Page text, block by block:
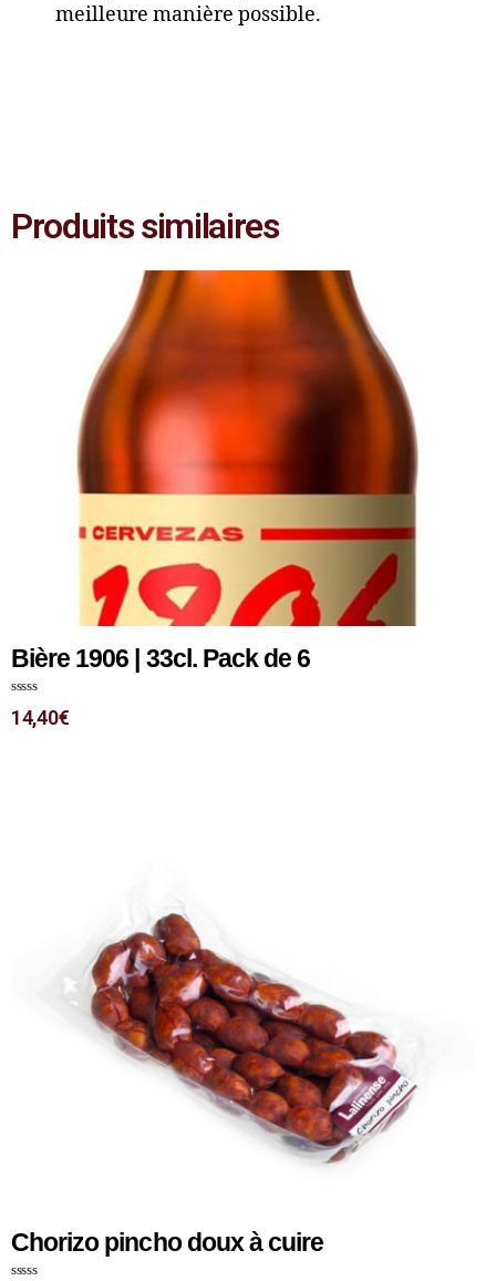
meilleure manière possible.
Produits similaires
Bière 1906 | 33cl. Pack de 6
N
14,40€
Chorizo pincho doux à cuire